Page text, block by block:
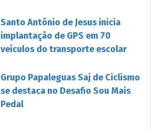
Santo Antônio de Jesus inicia
implantação de GPS em 70
veículos do transporte escolar
Grupo Papaleguas Saj de Ciclismo
se destaca no Desafio Sou Mais
Pedal